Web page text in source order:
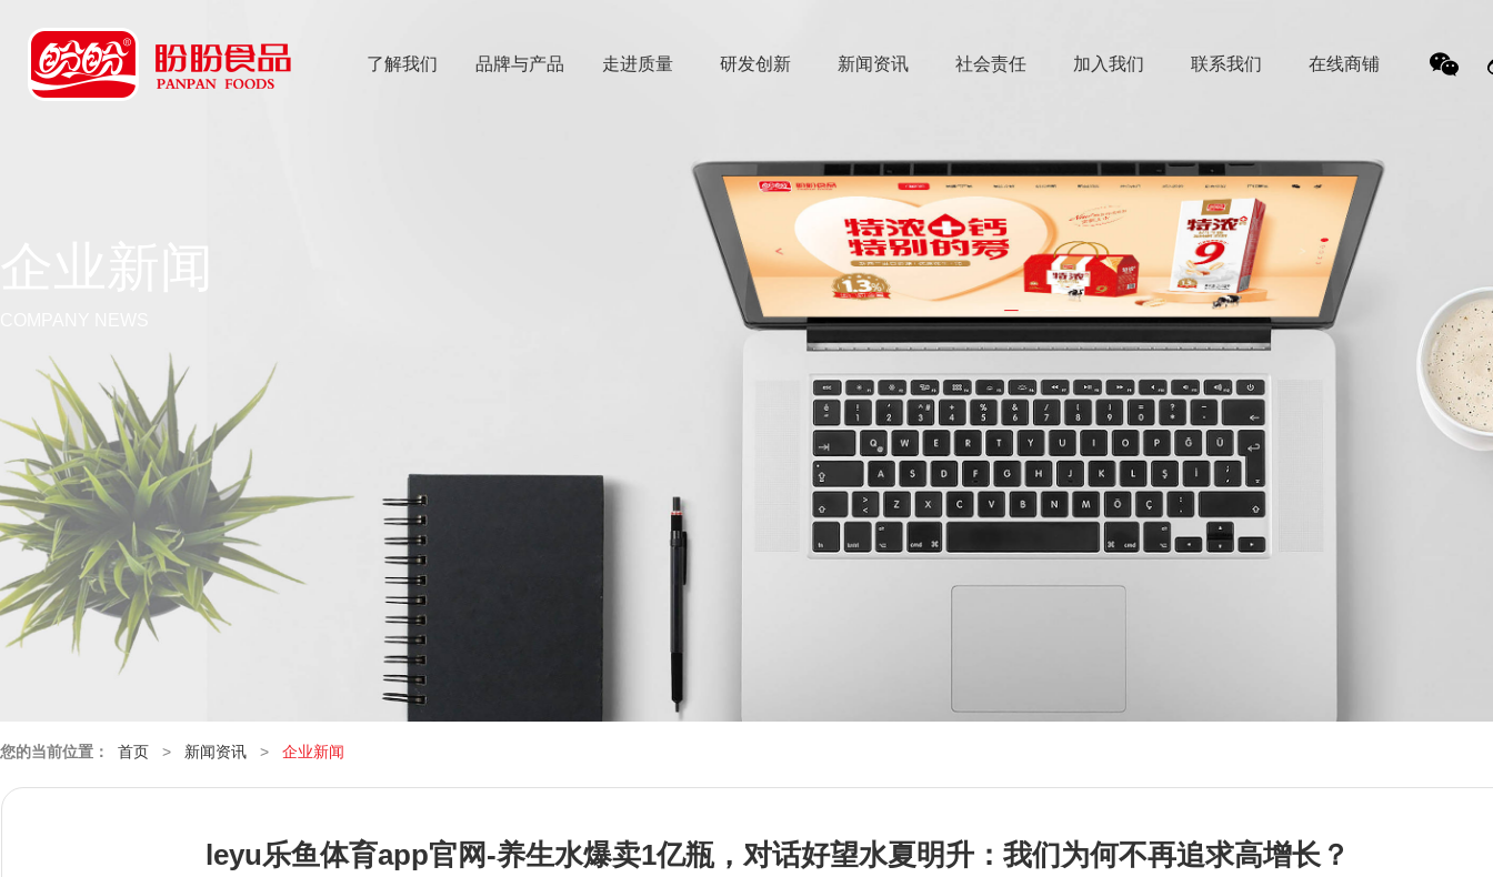
了解我们 品牌与产品 走进质量 研发创新 新闻资讯 社会责任 加入我们 联系我们 在线商铺
您的当前位置： 首页 > 新闻资讯 > 企业新闻
leyu乐鱼体育app官网-养生水爆卖1亿瓶，对话好望水夏明升：我们为何不再追求高增长？